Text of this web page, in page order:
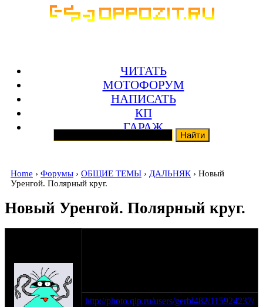
ЧИТАТЬ
МОТОФОРУМ
НАПИСАТЬ
КП
ГАРАЖ
Home › Форумы › ОБЩИЕ ТЕМЫ › ДАЛЬНЯК › Новый
Уренгой. Полярный круг.
Новый Уренгой. Полярный круг.
http://photo.qip.ru/users/gerbl482/115924237/